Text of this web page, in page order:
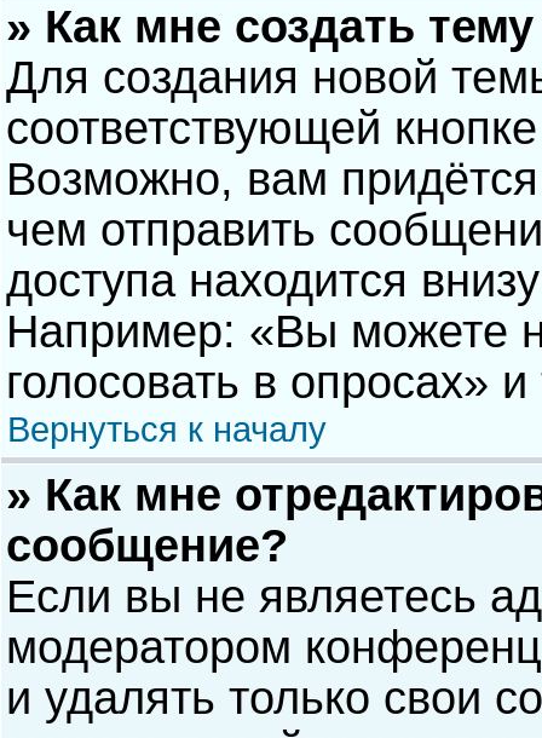
» Как мне создать
Для создания новой
соответствующей
Возможно, вам
чем отправить
доступа находится
Например: «Вы можете
голосовать в опросах» и
Вернуться к началу
» Как мне
сообщение?
Если вы не являетесь
модератором
и удалять только свои